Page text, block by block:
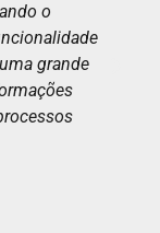
o
grande